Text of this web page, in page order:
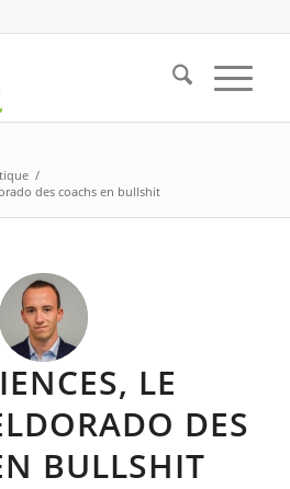
/
des coachs en bullshit
LE
DES
BULLSHIT